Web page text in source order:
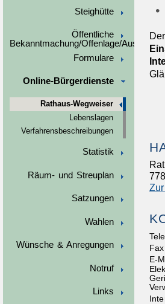
Steighütte
Öffentliche
Bekanntmachung/Offenlage/
Formulare
Online-Bürgerdienste
Rathaus-Wegweiser
Lebenslagen
Verfahrensbeschreibungen
Statistik
Räum- und Streuplan
Satzungen
Wahlen
Wünsche & Anregungen
Notruf
Links
Fax
E-